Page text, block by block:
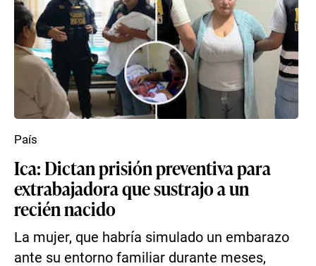
Ica: Dictan prisión preventiva para
extrabajadora que sustrajo a un
recién nacido
La mujer, que habría simulado un embarazo
ante su entorno familiar durante meses,
País